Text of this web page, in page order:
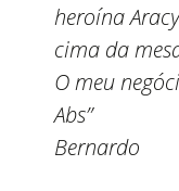
heroína
cima da
O meu
Abs”
Bernardo